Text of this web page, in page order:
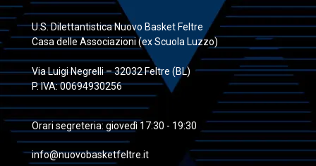
U.S. Dilettantistica Nuovo Basket Feltre
Casa delle Associazioni (ex Scuola Luzzo)
Via Luigi Negrelli – 32032 Feltre (BL)
P. IVA: 00694930256
Orari segreteria: giovedì 17:30 - 19:30
info@nuovobasketfeltre.it